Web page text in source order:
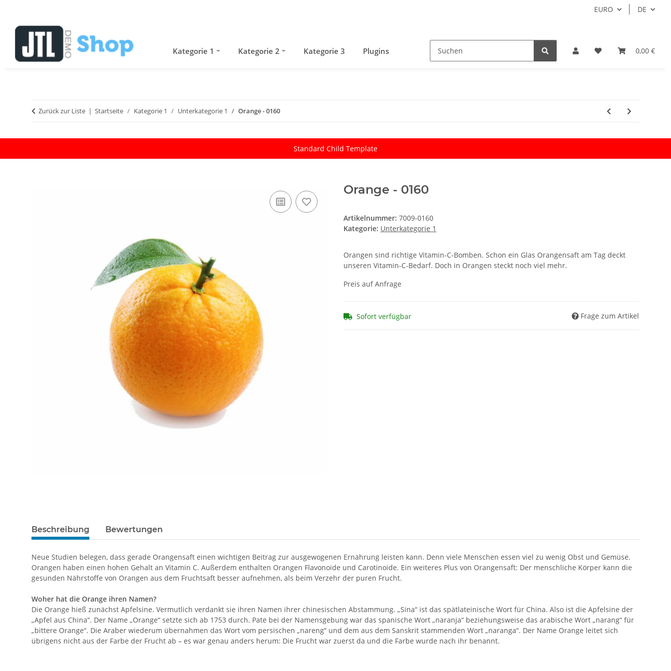
EURO DE
0,00 €
Kategorie 1 Kategorie 2 Kategorie 3 Plugins
Zurück zur Liste Startseite Kategorie 1 Unterkategorie 1 Orange - 0160
Standard Child Template
Orange - 0160
Artikelnummer: 7009-0160
Kategorie: Unterkategorie 1
Orangen sind richtige Vitamin-C-Bomben. Schon ein Glas Orangensaft am Tag deckt
unseren Vitamin-C-Bedarf. Doch in Orangen steckt noch viel mehr.
Preis auf Anfrage
Sofort verfügbar Frage zum Artikel
Beschreibung Bewertungen
Neue Studien belegen, dass gerade Orangensaft einen wichtigen Beitrag zur ausgewogenen Ernährung leisten kann. Denn viele Menschen essen viel zu wenig Obst und Gemüse.
Orangen haben einen hohen Gehalt an Vitamin C. Außerdem enthalten Orangen Flavonoide und Carotinoide. Ein weiteres Plus von Orangensaft: Der menschliche Körper kann die
gesunden Nährstoffe von Orangen aus dem Fruchtsaft besser aufnehmen, als beim Verzehr der puren Frucht.
Woher hat die Orange ihren Namen?
Die Orange hieß zunächst Apfelsine. Vermutlich verdankt sie ihren Namen ihrer chinesischen Abstammung. „Sina“ ist das spätlateinische Wort für China. Also ist die Apfelsine der
„Apfel aus China“. Der Name „Orange“ setzte sich ab 1753 durch. Pate bei der Namensgebung war das spanische Wort „naranja“ beziehungsweise das arabische Wort „narang“ für
„bittere Orange“. Die Araber wiederum übernahmen das Wort vom persischen „nareng“ und dem aus dem Sanskrit stammenden Wort „naranga“. Der Name Orange leitet sich
übrigens nicht aus der Farbe der Frucht ab – es war genau anders herum: Die Frucht war zuerst da und die Farbe wurde nach ihr benannt.